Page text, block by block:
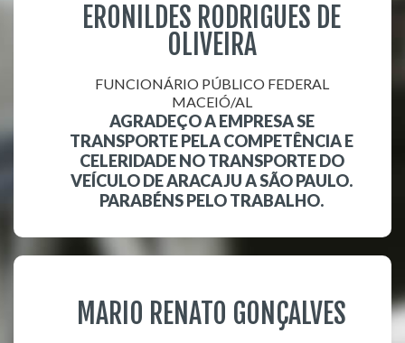
ERONILDES RODRIGUES DE
OLIVEIRA
FUNCIONÁRIO PÚBLICO FEDERAL
MACEIÓ/AL
AGRADEÇO A EMPRESA SE
TRANSPORTE PELA COMPETÊNCIA E
CELERIDADE NO TRANSPORTE DO
VEÍCULO DE ARACAJU A SÃO PAULO.
PARABÉNS PELO TRABALHO.
MARIO RENATO GONÇALVES